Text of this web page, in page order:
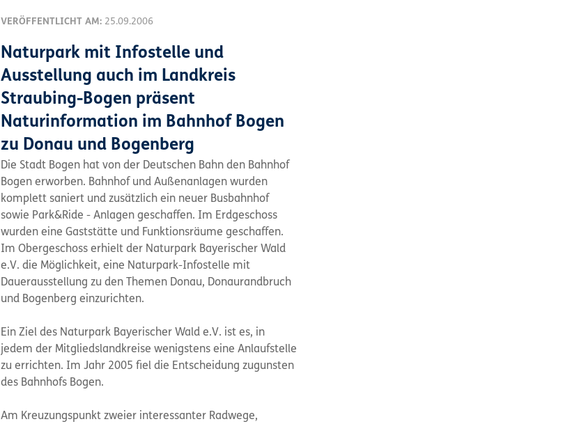
VERÖFFENTLICHT AM: 25.09.2006
Naturpark mit Infostelle und
Ausstellung auch im Landkreis
Straubing-Bogen präsent
Naturinformation im Bahnhof Bogen
zu Donau und Bogenberg
Die Stadt Bogen hat von der Deutschen Bahn den Bahnhof
Bogen erworben. Bahnhof und Außenanlagen wurden
komplett saniert und zusätzlich ein neuer Busbahnhof
sowie Park&Ride - Anlagen geschaffen. Im Erdgeschoss
wurden eine Gaststätte und Funktionsräume geschaffen.
Im Obergeschoss erhielt der Naturpark Bayerischer Wald
e.V. die Möglichkeit, eine Naturpark-Infostelle mit
Dauerausstellung zu den Themen Donau, Donaurandbruch
und Bogenberg einzurichten.
Ein Ziel des Naturpark Bayerischer Wald e.V. ist es, in
jedem der Mitgliedslandkreise wenigstens eine Anlaufstelle
zu errichten. Im Jahr 2005 fiel die Entscheidung zugunsten
des Bahnhofs Bogen.
Am Kreuzungspunkt zweier interessanter Radwege,